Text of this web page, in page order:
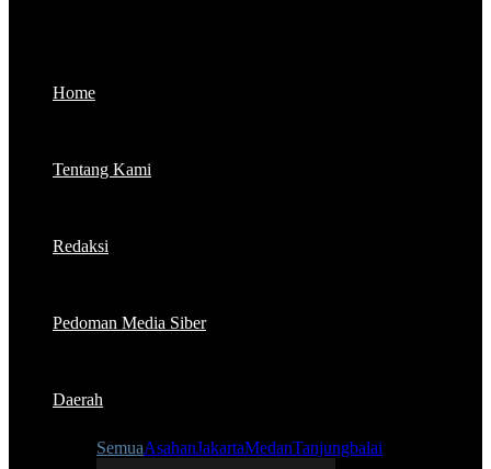
Home
Tentang Kami
Redaksi
Pedoman Media Siber
Daerah
SemuaAsahanJakartaMedanTanjungbalai